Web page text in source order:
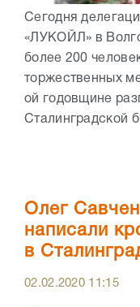
Сегодня
«ЛУКОЙЛ» в
более 200
торжественных
ой годовщине
Сталинградской
Олег
написали
в
02.02.2020 11:15